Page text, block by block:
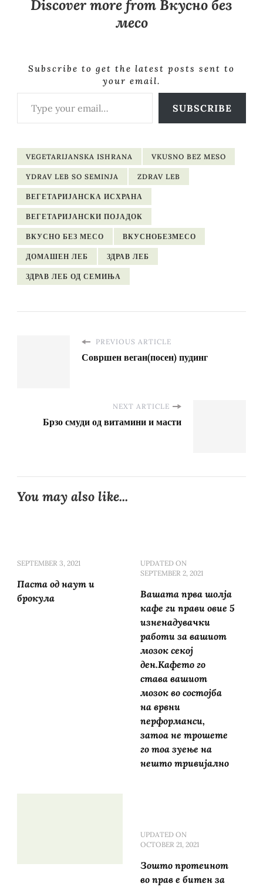
Discover more from Вкусно без
месо
Subscribe to get the latest posts sent to
your email.
Type your email…
SUBSCRIBE
VEGETARIJANSKA ISHRANA VKUSNO BEZ MESO
YDRAV LEB SO SEMINJA ZDRAV LEB
ВЕГЕТАРИЈАНСКА ИСХРАНА
ВЕГЕТАРИЈАНСКИ ПОЈАДОК
ВКУСНО БЕЗ МЕСО ВКУСНОБЕЗМЕСО
ДОМАШЕН ЛЕБ ЗДРАВ ЛЕБ
ЗДРАВ ЛЕБ ОД СЕМИЊА
PREVIOUS ARTICLE
Совршен веган(посен) пудинг
NEXT ARTICLE
Брзо смуди од витамини и масти
You may also like...
SEPTEMBER 3, 2021
Паста од наут и
брокула
UPDATED ON
SEPTEMBER 2, 2021
Вашата прва шолја
кафе ги прави овие 5
изненадувачки
работи за вашиот
мозок секој
ден.Кафето го
става вашиот
мозок во состојба
на врвни
перформанси,
затоа не трошете
го тоа зуење на
нешто тривијално
UPDATED ON
OCTOBER 21, 2021
Зошто протеинот
во прав е битен за